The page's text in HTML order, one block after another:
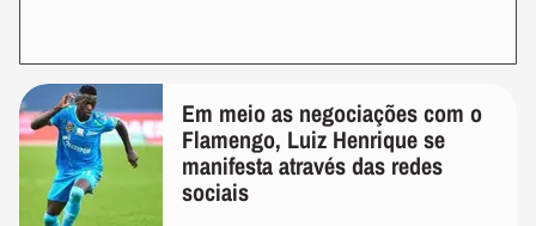
Em meio as negociações com o
Flamengo, Luiz Henrique se
manifesta através das redes
sociais